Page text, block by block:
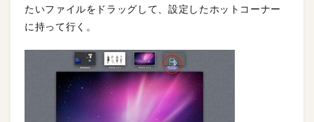
たいファイルをドラッグして、設定したホットコーナー
に持って行く。